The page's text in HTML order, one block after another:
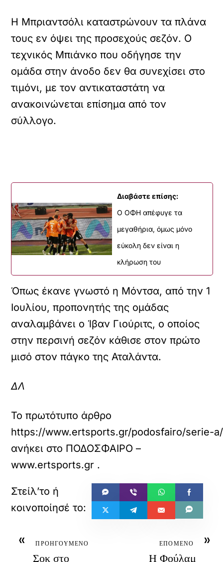
Η Μπριαντσόλι καταστρώνουν τα πλάνα
τους εν όψει της προσεχούς σεζόν. Ο
τεχνικός Μπιάνκο που οδήγησε την
ομάδα στην άνοδο δεν θα συνεχίσει στο
τιμόνι, με τον αντικαταστάτη να
ανακοινώνεται επίσημα από τον
σύλλογο.
Διαβάστε επίσης:
Ο ΟΦΗ απέφυγε τα
μεγαθήρια, όμως μόνο
εύκολη δεν είναι η
κλήρωση του
Όπως έκανε γνωστό η Μόντσα, από την 1
Ιουλίου, προπονητής της ομάδας
αναλαμβάνει ο Ίβαν Γιούριτς, ο οποίος
στην περσινή σεζόν κάθισε στον πρώτο
μισό στον πάγκο της Αταλάντα.
ΔΛ
Το πρωτότυπο άρθρο
https://www.ertsports.gr/podosfairo/serie-
ανήκει στο ΠΟΔΟΣΦΑΙΡΟ –
www.ertsports.gr .
« ΠΡΟΗΓΟΥΜΕΝΟ
Σοκ στο
»
ΕΠΟΜΕΝΟ
Η Φούλαμ